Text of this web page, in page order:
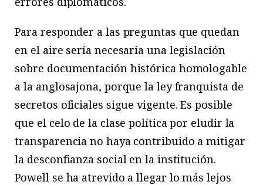
Para responder a las preguntas que quedan
en el aire sería necesaria una legislación
sobre documentación histórica homologable
a la anglosajona, porque la ley franquista de
secretos oficiales sigue vigente. Es posible
que el celo de la clase política por eludir la
transparencia no haya contribuido a mitigar
la desconfianza social en la institución.
Powell se ha atrevido a llegar lo más lejos